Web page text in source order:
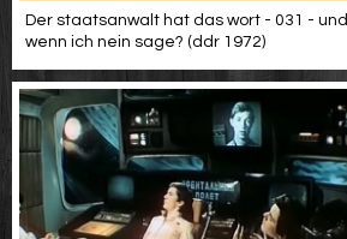
Der staatsanwalt hat das wort - 031 - und
wenn ich nein sage? (ddr 1972)